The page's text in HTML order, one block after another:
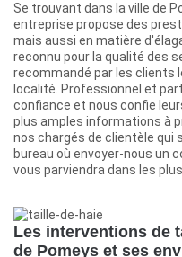
Se trouvant dans la ville de
entreprise propose des
mais aussi en matière
reconnu pour la qualité des
recommandé par les clients
localité. Professionnel et
confiance et nous confie
plus amples informations à
nos chargés de clientèle qui
bureau où envoyer-nous un
vous parviendra dans les
Les interventions de
de Pomeys et ses